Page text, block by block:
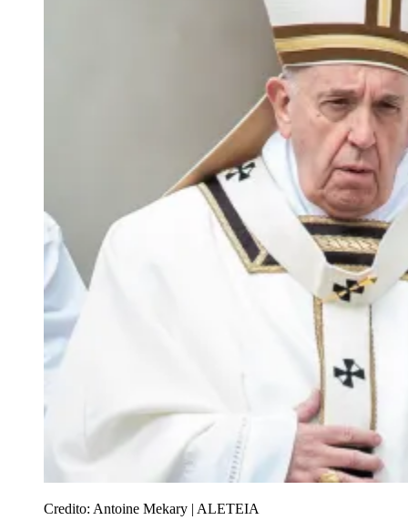
Credito: Antoine Mekary | ALETEIA